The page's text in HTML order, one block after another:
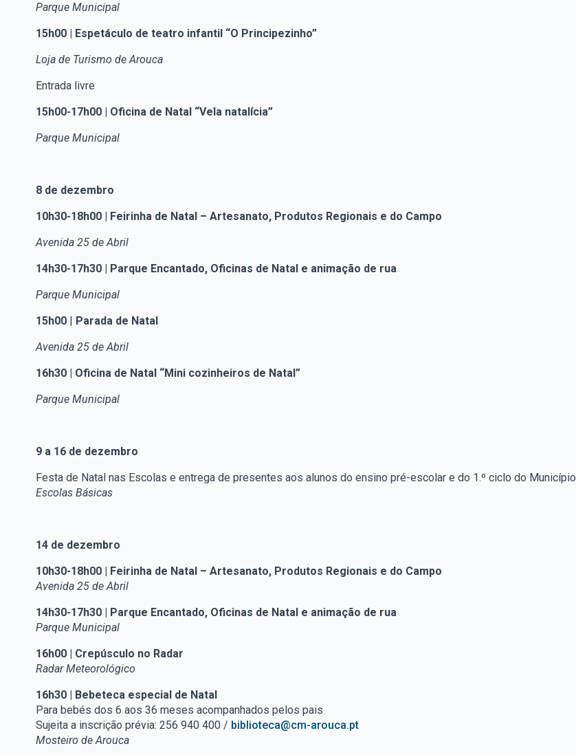
Parque Municipal
15h00 | Espetáculo de teatro infantil “O Principezinho”
Loja de Turismo de Arouca
Entrada livre
15h00-17h00 | Oficina de Natal “Vela natalícia”
Parque Municipal
8 de dezembro
10h30-18h00 | Feirinha de Natal – Artesanato, Produtos Regionais e do Campo
Avenida 25 de Abril
14h30-17h30 | Parque Encantado, Oficinas de Natal e animação de rua
Parque Municipal
15h00
Parada de Natal
Avenida 25 de Abril
16h30 |
Oficina de Natal “Mini cozinheiros de Natal”
Parque Municipal
9 a 16 de dezembro
Festa de Natal nas Escolas e entrega de presentes aos alunos do ensino pré-escolar e do 1.º ciclo do Município
Escolas Básicas
14 de dezembro
10h30-18h00 | Feirinha de Natal – Artesanato, Produtos Regionais e do Campo
Avenida 25 de Abril
14h30-17h30 | Parque Encantado, Oficinas de Natal e animação de rua
Parque Municipal
16h00 | Crepúsculo no Radar
Radar Meteorológico
16h30 | Bebeteca especial de Natal
Para bebés dos 6 aos 36 meses acompanhados pelos pais
Sujeita a inscrição prévia: 256 940 400 / biblioteca@cm-arouca.pt
Mosteiro de Arouca